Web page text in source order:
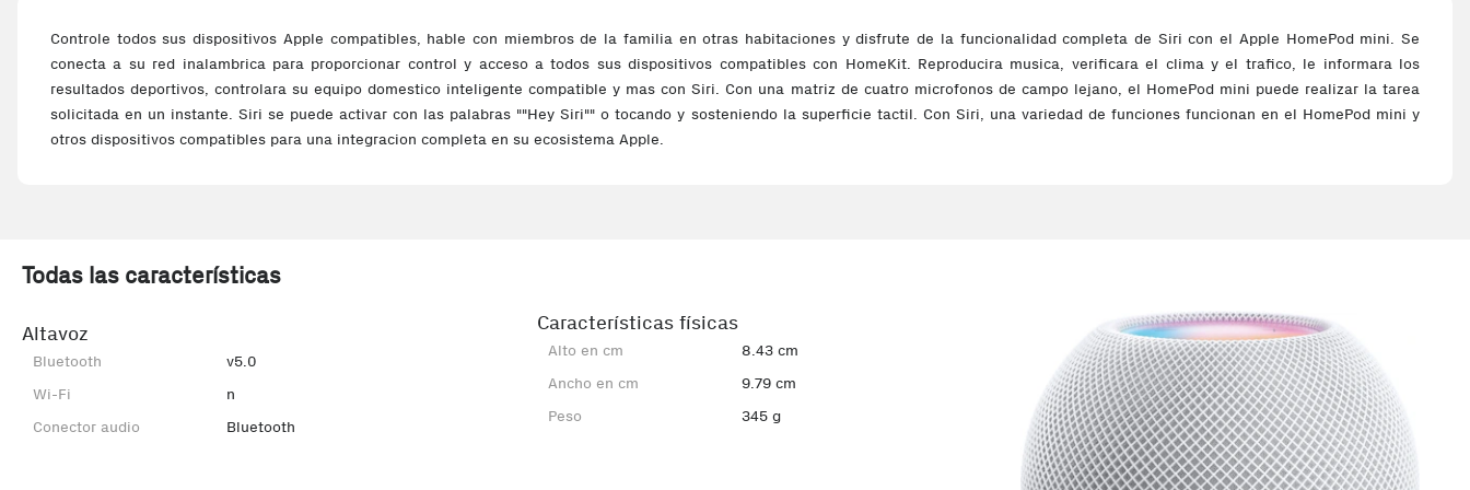
Controle todos sus dispositivos Apple compatibles, hable con miembros de la familia en otras habitaciones y disfrute de la funcionalidad completa de Siri con el Apple HomePod mini. Se
conecta a su red inalambrica para proporcionar control y acceso a todos sus dispositivos compatibles con HomeKit. Reproducira musica, verificara el clima y el trafico, le informara los
resultados deportivos, controlara su equipo domestico inteligente compatible y mas con Siri. Con una matriz de cuatro microfonos de campo lejano, el HomePod mini puede realizar la tarea
solicitada en un instante. Siri se puede activar con las palabras ""Hey Siri"" o tocando y sosteniendo la superficie tactil. Con Siri, una variedad de funciones funcionan en el HomePod mini y
otros dispositivos compatibles para una integracion completa en su ecosistema Apple.
Todas las características
Altavoz
Bluetooth
v5.0
Wi-Fi
n
Conector audio
Bluetooth
Características físicas
Alto en cm
8.43 cm
Ancho en cm
9.79 cm
Peso
345 g